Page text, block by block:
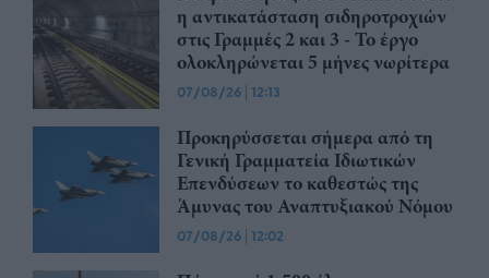
η αντικατάσταση σιδηροτροχιών
στις Γραμμές 2 και 3 - Το έργο
ολοκληρώνεται 5 μήνες νωρίτερα
07/08/26 | 12:13
Προκηρύσσεται σήμερα από τη
Γενική Γραμματεία Ιδιωτικών
Επενδύσεων το καθεστώς της
Άμυνας του Αναπτυξιακού Νόμου
07/08/26 | 12:02